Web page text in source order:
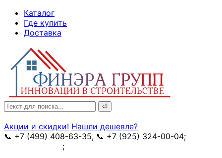
Skip
Content
Каталог
Где купить
Доставка
Search
for:
Акции и скидки! Нашли дешевле?
📞 +7 (499) 408-63-35, 📞 +7 (925) 324-00-04;
;